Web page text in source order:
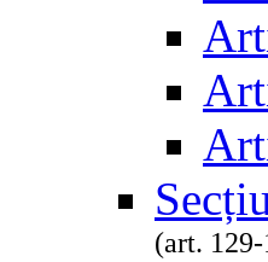
(art.